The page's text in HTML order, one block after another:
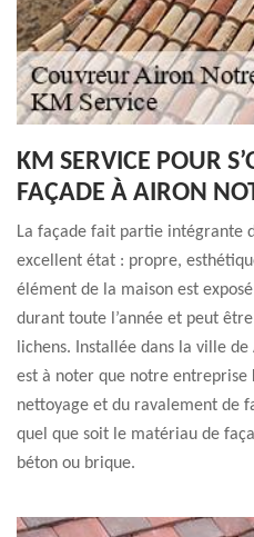
KM SERVICE POUR
FAÇADE À AIRON
La façade fait partie intégrante
excellent état : propre,
élément de la maison est
durant toute l’année et peut
lichens. Installée dans la ville
est à noter que notre entreprise
nettoyage et du ravalement de
quel que soit le matériau de
béton ou brique.